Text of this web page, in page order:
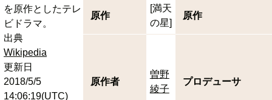
を原作としたテレ
ビドラマ。
出典
Wikipedia
更新日
2018/5/5
14:06:19(UTC)
原作
[満天
の星]
原作
原作者
曽野
綾子
プロデューサ